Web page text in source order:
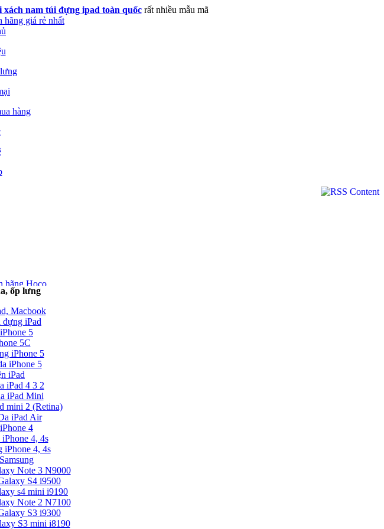
xách nam túi đựng ipad toàn quốcrất nhiều mẫu mã
hàng
Hoco...
Crystal Case...
Folio siêu...
ốp lưng
Macbook
đựng iPad
5
5C
iPhone 5
iPhone 5
iPad
iPad 4 3 2
iPad Mini
mini 2 (Retina)
iPad Air
4
4, 4s
iPhone 4, 4s
Note 3 N9000
S4 i9500
s4 mini i9190
Note 2 N7100
S3 i9300
S3 mini i8190